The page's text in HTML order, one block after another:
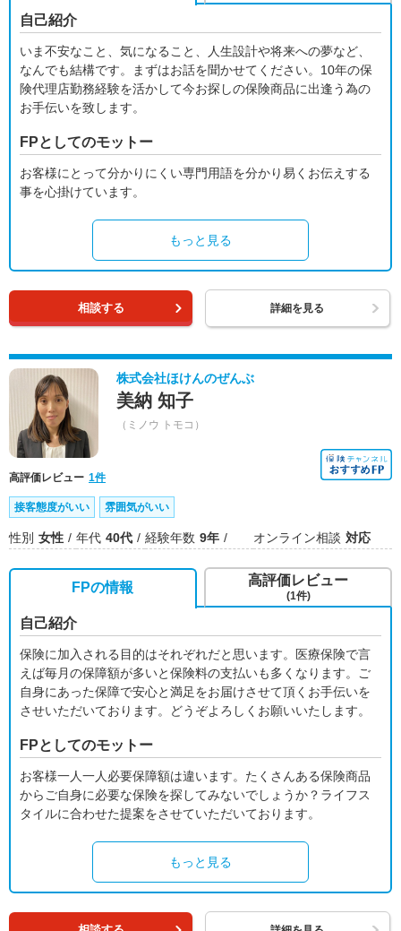
自己紹介
いま不安なこと、気になること、人生設計や将来への夢など、
なんでも結構です。まずはお話を聞かせてください。10年の保
険代理店勤務経験を活かして今お探しの保険商品に出逢う為の
お手伝いを致します。
FPとしてのモットー
お客様にとって分かりにくい専門用語を分かり易くお伝えする
事を心掛けています。
もっと見る
相談する 詳細を見る
株式会社ほけんのぜんぶ
美納 知子
（ミノウ トモコ）
高評価レビュー 1件
接客態度がいい 雰囲気がいい
性別 女性 年代 40代 経験年数 9年 オンライン相談 対応
FPの情報
自己紹介
保険に加入される目的はそれぞれだと思います。医療保険で言
えば毎月の保障額が多いと保険料の支払いも多くなります。ご
自身にあった保障で安心と満足をお届けさせて頂くお手伝いを
させいただいております。どうぞよろしくお願いいたします。
FPとしてのモットー
お客様一人一人必要保障額は違います。たくさんある保険商品
からご自身に必要な保険を探してみないでしょうか？ライフス
タイルに合わせた提案をさせていただいております。
もっと見る
高評価レビュー
(1件)